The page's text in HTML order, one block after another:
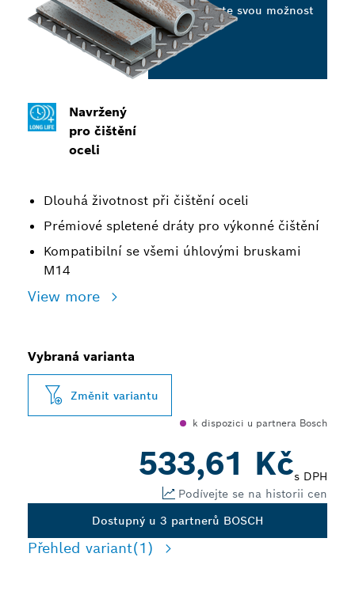
Navržený
pro čištění
oceli
Dlouhá životnost při čištění oceli
Prémiové spletené dráty pro výkonné čištění
Kompatibilní se všemi úhlovými bruskami
M14
View more
Vyberte svou možnost
Vybraná varianta
Změnit variantu
k dispozici u partnera Bosch
533,61 Kčs DPH
Podívejte se na historii cen
Dostupný u 3 partnerů BOSCH
Přehled variant(1)